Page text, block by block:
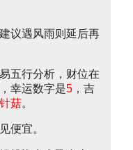
议遇风雨则延后再
五行分析，财位在
，幸运数字是5 ，吉
菇。
便宜。